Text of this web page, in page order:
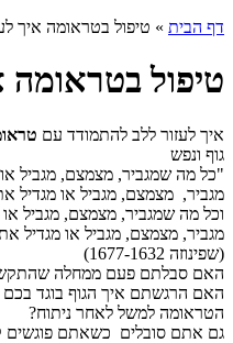
דף הבית » טיפול בטראומה איך
טיפול
איך לעזור ללב להתמודד עם
גוף ונפש
"כל מה שמגביר, מצמצם, מגביל
מגביר, מצמצם, מגביל או מגדיל
וכל מה שמגביר, מצמצם, מגביל
מגביר, מצמצם, מגביל או מגדיל
(שפינוזה 1677-1632)
האם סבלתם פעם ממחלה
האם הרגשתם איך הגוף בוגד
הטראומה למשל לאחר ניתוח?
גם אתם סובלים כשאתם פוגשים